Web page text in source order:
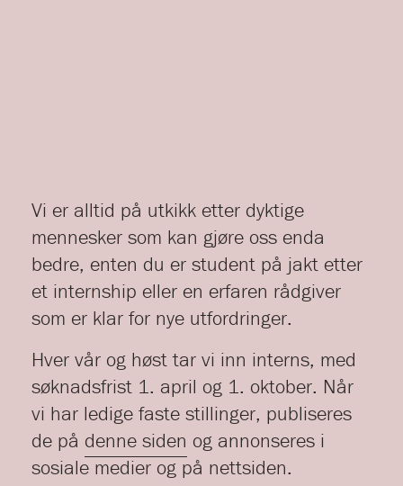
Vi er alltid på utkikk etter dyktige
mennesker som kan gjøre oss enda
bedre, enten du er student på jakt etter
et internship eller en erfaren rådgiver
som er klar for nye utfordringer.
Hver vår og høst tar vi inn interns, med
søknadsfrist 1. april og 1. oktober. Når
vi har ledige faste stillinger, publiseres
de på denne siden og annonseres i
sosiale medier og på nettsiden.